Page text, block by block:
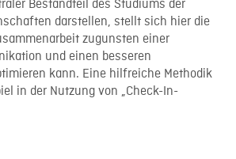
Bestandteil des Studiums der
darstellen, stellt sich hier die
zugunsten einer
und einen besseren
kann. Eine hilfreiche Methodik
in der Nutzung von „Check-In-